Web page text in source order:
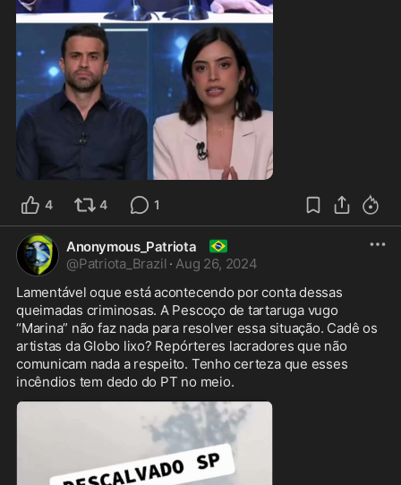
0:22
4 4 1
Anonymous_Patriota 🇧🇷
@Patriota_Brazil · Aug 26, 2024
Lamentável oque está acontecendo por conta dessas
queimadas criminosas. A Pescoço de tartaruga vugo
“Marina” não faz nada para resolver essa situação. Cadê os
artistas da Globo lixo? Repórteres lacradores que não
comunicam nada a respeito. Tenho certeza que esses
incêndios tem dedo do PT no meio.